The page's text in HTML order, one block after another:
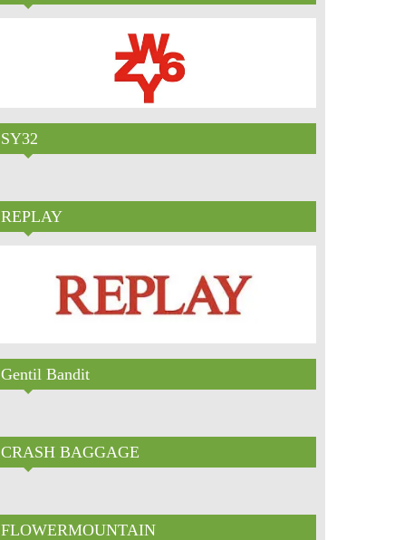
SY32
REPLAY
Gentil Bandit
CRASH BAGGAGE
FLOWERMOUNTAIN